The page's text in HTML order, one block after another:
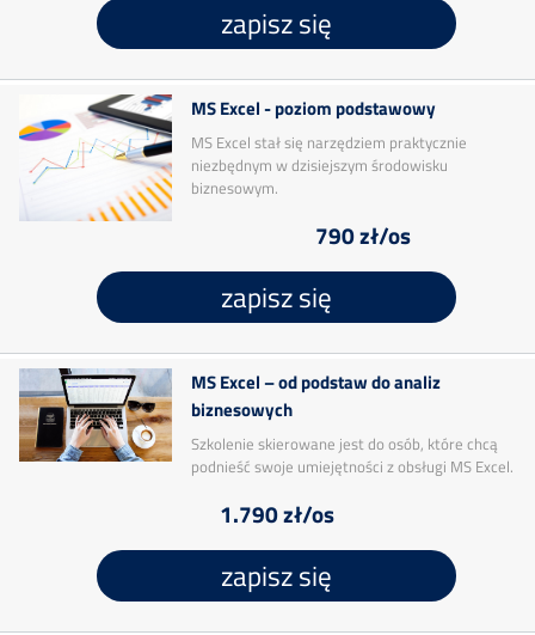
zapisz się
MS Excel - poziom podstawowy
MS Excel stał się narzędziem praktycznie
niezbędnym w dzisiejszym środowisku
biznesowym.
790 zł/os
zapisz się
MS Excel – od podstaw do analiz
biznesowych
Szkolenie skierowane jest do osób, które chcą
podnieść swoje umiejętności z obsługi MS Excel.
1.790 zł/os
zapisz się